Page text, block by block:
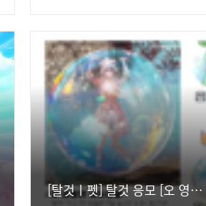
[탈것ㅣ펫] 탈것 응모 [오 영롱한 비눗방울]